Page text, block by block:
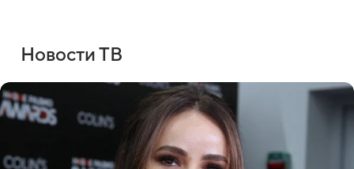
Новости ТВ